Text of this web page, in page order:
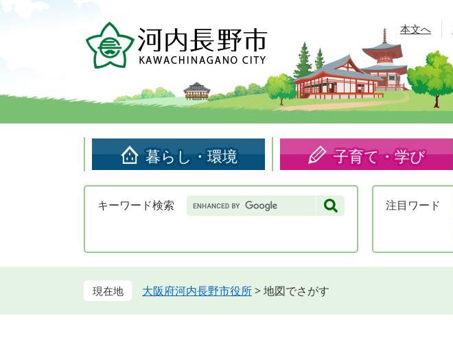
頭
す。
飛
し
本文へ
暮らし・環境 子育て・学び
キーワード検索 Google
カ
検
注目 ワード
大阪府河内長野市役所>地図でさがす